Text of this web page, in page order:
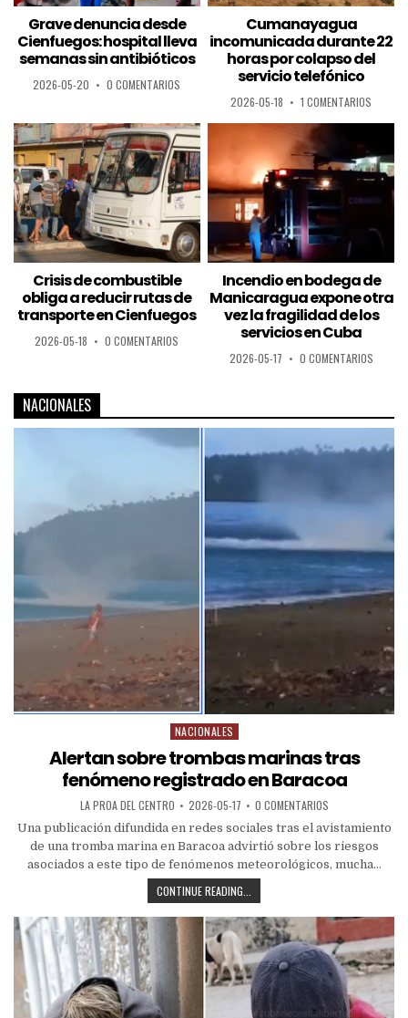
Grave denuncia desde
Cienfuegos: hospital lleva
semanas sin antibióticos
2026-05-20 • 0 COMENTARIOS
Cumanayagua
incomunicada durante 22
horas por colapso del
servicio telefónico
2026-05-18 • 1 COMENTARIOS
Crisis de combustible
obliga a reducir rutas de
transporte en Cienfuegos
2026-05-18 • 0 COMENTARIOS
Incendio en bodega de
Manicaragua expone otra
vez la fragilidad de los
servicios en Cuba
2026-05-17 • 0 COMENTARIOS
NACIONALES
NACIONALES
Alertan sobre trombas marinas tras
fenómeno registrado en Baracoa
LA PROA DEL CENTRO 2026-05-17 0 COMENTARIOS
Una publicación difundida en redes sociales tras el avistamiento
de una tromba marina en Baracoa advirtió sobre los riesgos
asociados a este tipo de fenómenos meteorológicos, mucha...
CONTINUE READING...